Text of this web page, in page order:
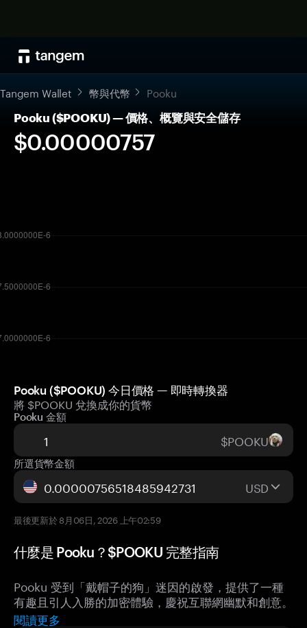
Tangem Wallet 幣與代幣 Pooku
Pooku ($POOKU) — 價格、概覽與安全儲存
$0.00000757
Pooku ($POOKU) 今日價格 — 即時轉換器
將 $POOKU 兌換成你的貨幣
Pooku 金額
$POOKU
所選貨幣金額
USD
最後更新於 8月06日, 2026 上午02:59
什麼是 Pooku？$POOKU 完整指南
Pooku 受到「戴帽子的狗」迷因的啟發，提供了一種
有趣且引人入勝的加密體驗，慶祝互聯網幽默和創意。
閱讀更多